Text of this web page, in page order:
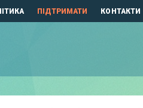
ПІДТРИМАТИ КОНТАКТИ